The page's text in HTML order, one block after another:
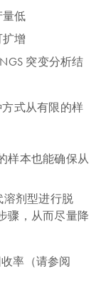
量低
增
突变分析结
方式从有限的样
样本也能确保从
溶剂型进行脱
骤，从而尽量降
率（请参阅